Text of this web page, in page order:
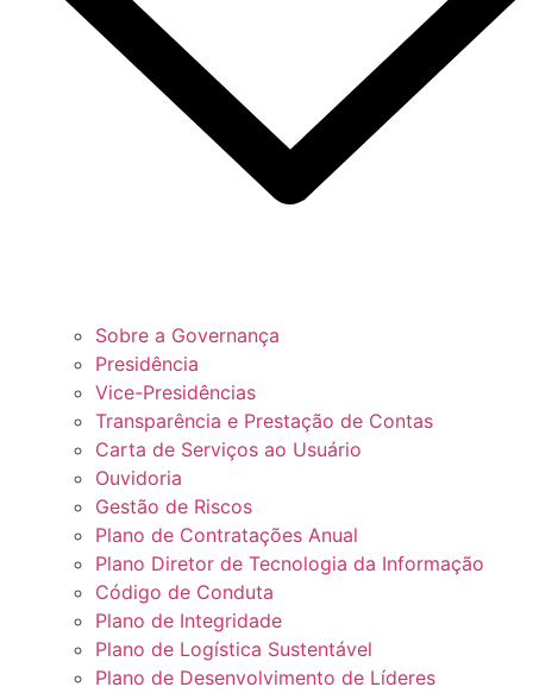
Sobre a Governança
Presidência
Vice-Presidências
Transparência e Prestação de Contas
Carta de Serviços ao Usuário
Ouvidoria
Gestão de Riscos
Plano de Contratações Anual
Plano Diretor de Tecnologia da Informação
Código de Conduta
Plano de Integridade
Plano de Logística Sustentável
Plano de Desenvolvimento de Líderes